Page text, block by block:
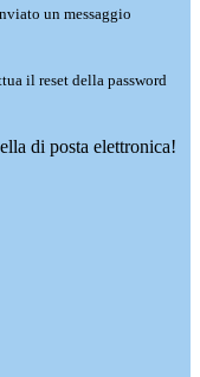
un messaggio
il reset della password
di posta elettronica!